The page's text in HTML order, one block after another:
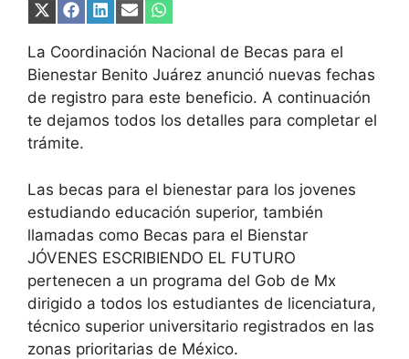
Compartir
X
(Twitter)
Compartir
Facebook
Compartir
LinkedIn
Compartir
Email
Compartir
WhatsApp
La Coordinación Nacional de Becas para el
Bienestar Benito Juárez anunció nuevas fechas
de registro para este beneficio. A continuación
te dejamos todos los detalles para completar el
trámite.
Las becas para el bienestar para los jovenes
estudiando educación superior, también
llamadas como Becas para el Bienstar
JÓVENES ESCRIBIENDO EL FUTURO
pertenecen a un programa del Gob de Mx
dirigido a todos los estudiantes de licenciatura,
técnico superior universitario registrados en las
zonas prioritarias de México.